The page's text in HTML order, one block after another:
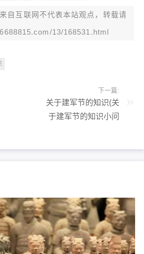
自互联网不代表本站观点，转载请
13/168531.html
下一篇:
关于建军节的知识(关
于建军节的知识小问